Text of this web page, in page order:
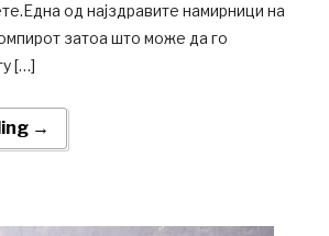
од најздравите намирници на
затоа што може да го
[…]
→